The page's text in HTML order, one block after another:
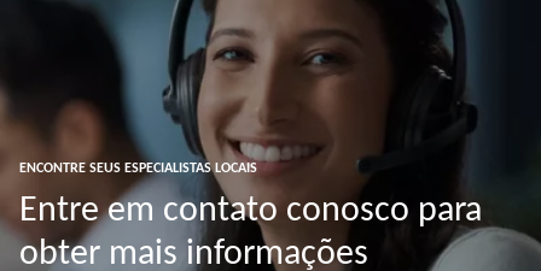
ENCONTRE SEUS ESPECIALISTAS LOCAIS
Entre em contato conosco para
obter mais informações